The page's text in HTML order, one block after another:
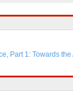
Part 1: Towards the